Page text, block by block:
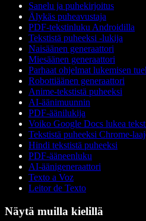
Sanelu ja puhekirjoitus
Älykäs puheavustaja
PDF-tekstinluku Androidilla
Tekstistä puheeksi -lukija
Naisäänen generaattori
Miesäänen generaattori
Parhaat ohjelmat lukemisen
Robottiäänen generaattori
Anime-tekstistä puheeksi
AI-äänimuunnin
PDF-äänilukija
Voiko Google Docs lukea
Tekstistä puheeksi Chrome-
Hindi tekstistä puheeksi
PDF-ääneenluku
AI-äänigeneraattori
Texto a Voz
Leitor de Texto
Näytä muilla kielillä